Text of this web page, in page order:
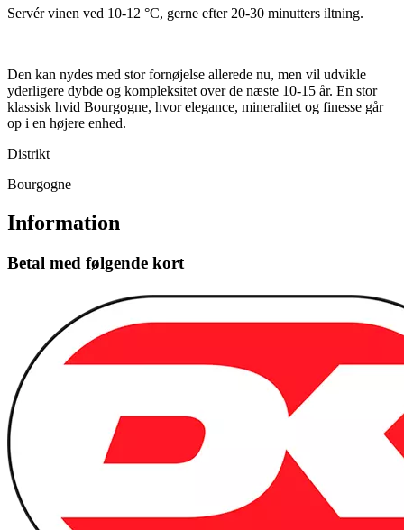
Servér vinen ved 10-12 °C, gerne efter 20-30 minutters iltning.
Den kan nydes med stor fornøjelse allerede nu, men vil udvikle
yderligere dybde og kompleksitet over de næste 10-15 år. En stor
klassisk hvid Bourgogne, hvor elegance, mineralitet og finesse går
op i en højere enhed.
Distrikt
Bourgogne
Information
Betal med følgende kort